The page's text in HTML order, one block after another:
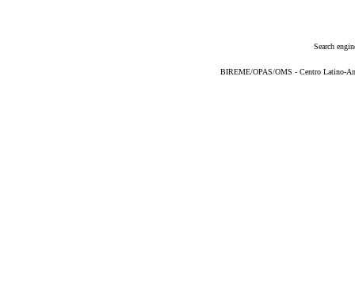
Search
BIREME/OPAS/OMS - Centro Latino-